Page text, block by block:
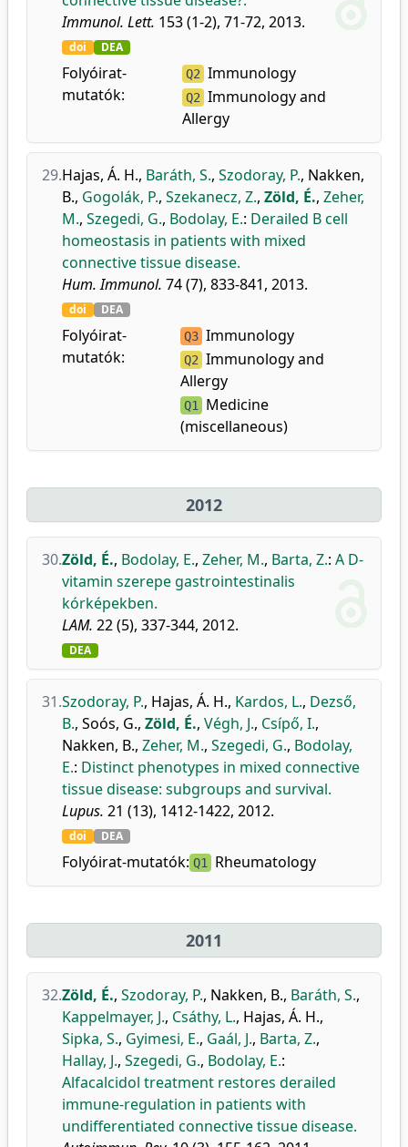
Immunol. Lett. 153 (1-2), 71-72, 2013.
doi DEA
Folyóirat-
mutatók:
Q2 Immunology
Q2 Immunology and
Allergy
29.Hajas, Á. H., Baráth, S., Szodoray, P., Nakken,
B., Gogolák, P., Szekanecz, Z., Zöld, É., Zeher,
M., Szegedi, G., Bodolay, E.: Derailed B cell
homeostasis in patients with mixed
connective tissue disease.
Hum. Immunol. 74 (7), 833-841, 2013.
doi DEA
Folyóirat-
mutatók:
Q3 Immunology
Q2 Immunology and
Allergy
Q1
Medicine
(miscellaneous)
2012
30.Zöld, É., Bodolay, E., Zeher, M., Barta, Z.: A D-
vitamin szerepe gastrointestinalis
kórképekben.
LAM. 22 (5), 337-344, 2012.
DEA
31.Szodoray, P., Hajas, Á. H., Kardos, L., Dezső,
B., Soós, G., Zöld, É., Végh, J., Csípő, I.,
Nakken, B., Zeher, M., Szegedi, G., Bodolay,
E.: Distinct phenotypes in mixed connective
tissue disease: subgroups and survival.
Lupus. 21 (13), 1412-1422, 2012.
doi DEA
Folyóirat-mutatók: Q1 Rheumatology
2011
32.Zöld, É., Szodoray, P., Nakken, B., Baráth, S.,
Kappelmayer, J., Csáthy, L., Hajas, Á. H.,
Sipka, S., Gyimesi, E., Gaál, J., Barta, Z.,
Hallay, J., Szegedi, G., Bodolay, E.:
Alfacalcidol treatment restores derailed
immune-regulation in patients with
undifferentiated connective tissue disease.